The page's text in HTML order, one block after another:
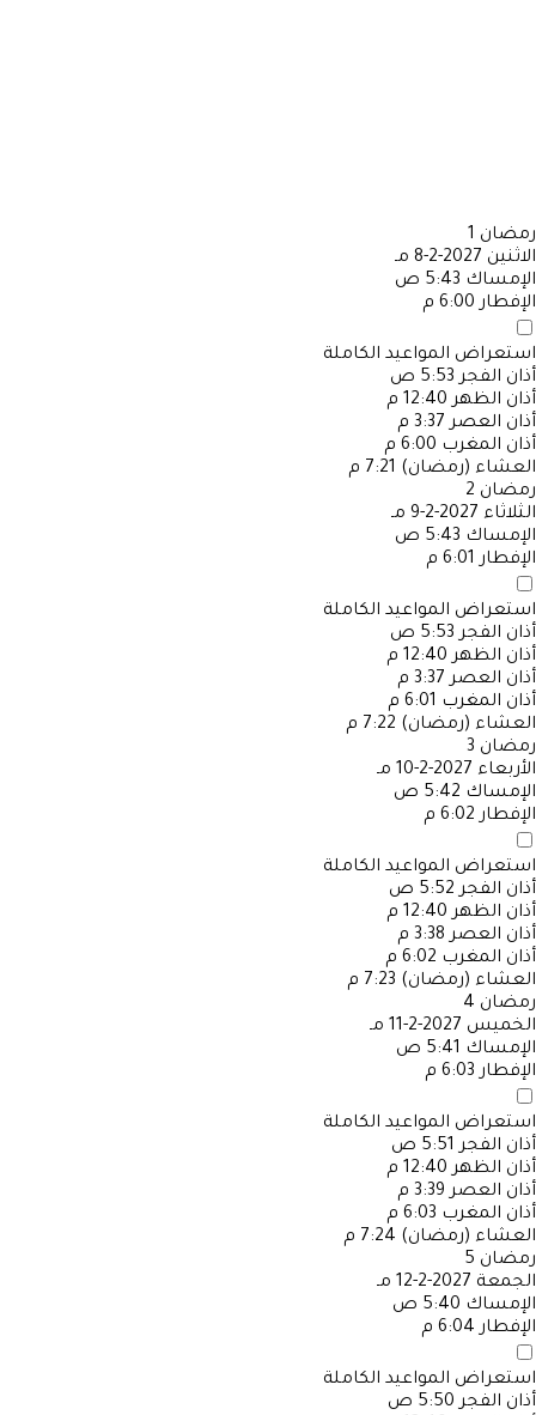
رمضان 1
الاثنين 2027-2-8 مـ
الإمساك 5:43 ص
الإفطار 6:00 م
استعراض المواعيد الكاملة
أذان الفجر 5:53 ص
أذان الظهر 12:40 م
أذان العصر 3:37 م
أذان المغرب 6:00 م
العشاء (رمضان) 7:21 م
رمضان 2
الثلاثاء 2027-2-9 مـ
الإمساك 5:43 ص
الإفطار 6:01 م
استعراض المواعيد الكاملة
أذان الفجر 5:53 ص
أذان الظهر 12:40 م
أذان العصر 3:37 م
أذان المغرب 6:01 م
العشاء (رمضان) 7:22 م
رمضان 3
الأربعاء 2027-2-10 مـ
الإمساك 5:42 ص
الإفطار 6:02 م
استعراض المواعيد الكاملة
أذان الفجر 5:52 ص
أذان الظهر 12:40 م
أذان العصر 3:38 م
أذان المغرب 6:02 م
العشاء (رمضان) 7:23 م
رمضان 4
الخميس 2027-2-11 مـ
الإمساك 5:41 ص
الإفطار 6:03 م
استعراض المواعيد الكاملة
أذان الفجر 5:51 ص
أذان الظهر 12:40 م
أذان العصر 3:39 م
أذان المغرب 6:03 م
العشاء (رمضان) 7:24 م
رمضان 5
الجمعة 2027-2-12 مـ
الإمساك 5:40 ص
الإفطار 6:04 م
استعراض المواعيد الكاملة
أذان الفجر 5:50 ص